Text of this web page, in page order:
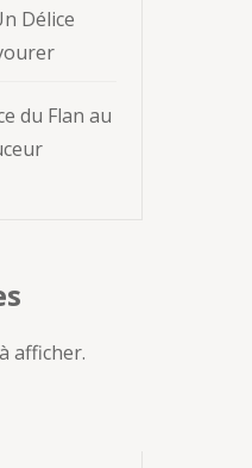
Délice
du Flan au
afficher.